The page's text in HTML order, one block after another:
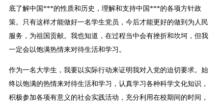
底了解中国***的性质和历史，理解和支持中国***的各项方针政
策。只有这样才能做好一名学生党员，今后才能更好的做到为人民
服务，为祖国贡献。我也知道，在过程当中会有挫折和坎坷，但我
一定会以饱满热情来对待生活和学习。
作为一名大学生，我要以实际行动来证明我对入党的迫切要求。始
终以饱满的热情来对待生活和学习，认真学习各种科学文化知识，
积极参加各项有意义的社会实践活动，充分利用在校期间的时间，